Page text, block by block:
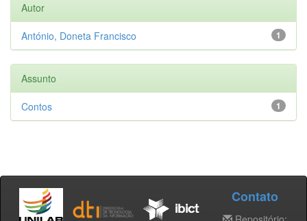
Autor
1
António, Doneta Francisco
Assunto
1
Contos
Contato